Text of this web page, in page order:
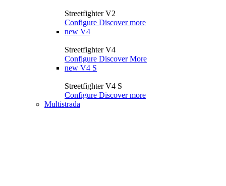
Streetfighter V2
Configure Discover more
new V4
Streetfighter V4
Configure Discover More
new V4 S
Streetfighter V4 S
Configure Discover more
Multistrada